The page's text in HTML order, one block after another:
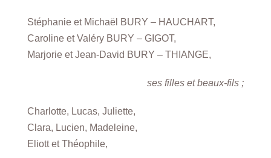
Stéphanie et Michaël BURY – HAUCHART,
Caroline et Valéry BURY – GIGOT,
Marjorie et Jean-David BURY – THIANGE,
ses filles et beaux-fils ;
Charlotte, Lucas, Juliette,
Clara, Lucien, Madeleine,
Eliott et Théophile,